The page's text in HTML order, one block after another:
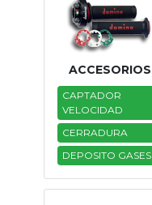
Nuevos
Motores
Usados
Tasaciones
Formulario
ACCESORIOS
CAPTADOR
VELOCIDAD
CERRADURA
DEPOSITO GASES